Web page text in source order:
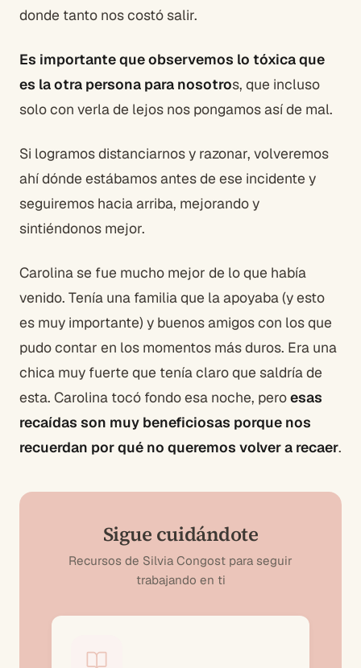
donde tanto nos costó salir.
Es importante que observemos lo tóxica que
es la otra persona para nosotros, que incluso
solo con verla de lejos nos pongamos así de mal.
Si logramos distanciarnos y razonar, volveremos
ahí dónde estábamos antes de ese incidente y
seguiremos hacia arriba, mejorando y
sintiéndonos mejor.
Carolina se fue mucho mejor de lo que había
venido. Tenía una familia que la apoyaba (y esto
es muy importante) y buenos amigos con los que
pudo contar en los momentos más duros. Era una
chica muy fuerte que tenía claro que saldría de
esta. Carolina tocó fondo esa noche, peroesas
recaídas son muy beneficiosas porque nos
recuerdan por qué no queremos volver a recaer.
Sigue cuidándote
Recursos de Silvia Congost para seguir
trabajando en ti